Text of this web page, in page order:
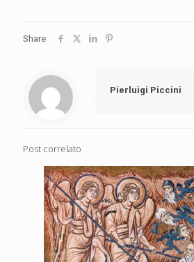
Share
Pierluigi Piccini
Post correlato